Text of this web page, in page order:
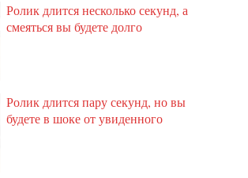
Ролик длится несколько секунд, а
смеяться вы будете долго
Ролик длится пару секунд, но вы
будете в шоке от увиденного